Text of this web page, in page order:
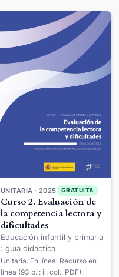
UNITARIA · 2025 GRATUITA
Curso 2. Evaluación de
la competencia lectora y
dificultades
Educación infantil y primaria
: guía didáctica
Unitaria. En línea. Recurso en
línea (93 p. : il. col., PDF).